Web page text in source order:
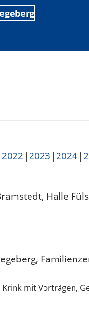
2022 2023 2024
Halle
mit Vorträgen,